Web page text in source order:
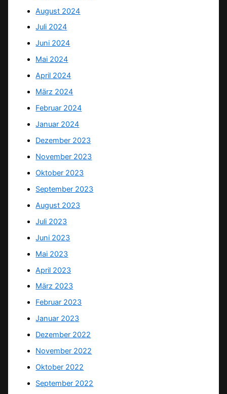
August 2024
Juli 2024
Juni 2024
Mai 2024
April 2024
März 2024
Februar 2024
Januar 2024
Dezember 2023
November 2023
Oktober 2023
September 2023
August 2023
Juli 2023
Juni 2023
Mai 2023
April 2023
März 2023
Februar 2023
Januar 2023
Dezember 2022
November 2022
Oktober 2022
September 2022